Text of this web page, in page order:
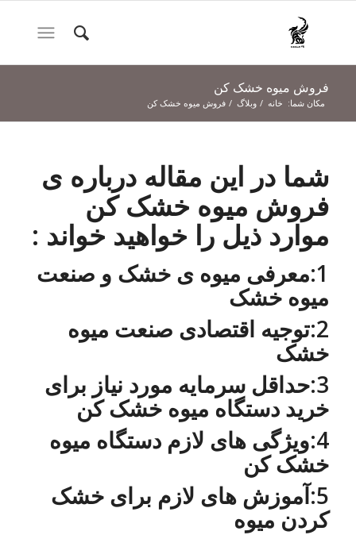
فروش میوه خشک کن
مکان شما: خانه / وبلاگ / فروش میوه خشک کن
شما در این مقاله درباره ی
فروش میوه خشک کن
موارد ذیل را خواهید خواند :
1:معرفی میوه ی خشک و صنعت
میوه خشک
2:توجیه اقتصادی صنعت میوه
خشک
3:حداقل سرمایه مورد نیاز برای
خرید دستگاه میوه خشک کن
4:ویژگی های لازم دستگاه میوه
خشک کن
5:آموزش های لازم برای خشک
کردن میوه